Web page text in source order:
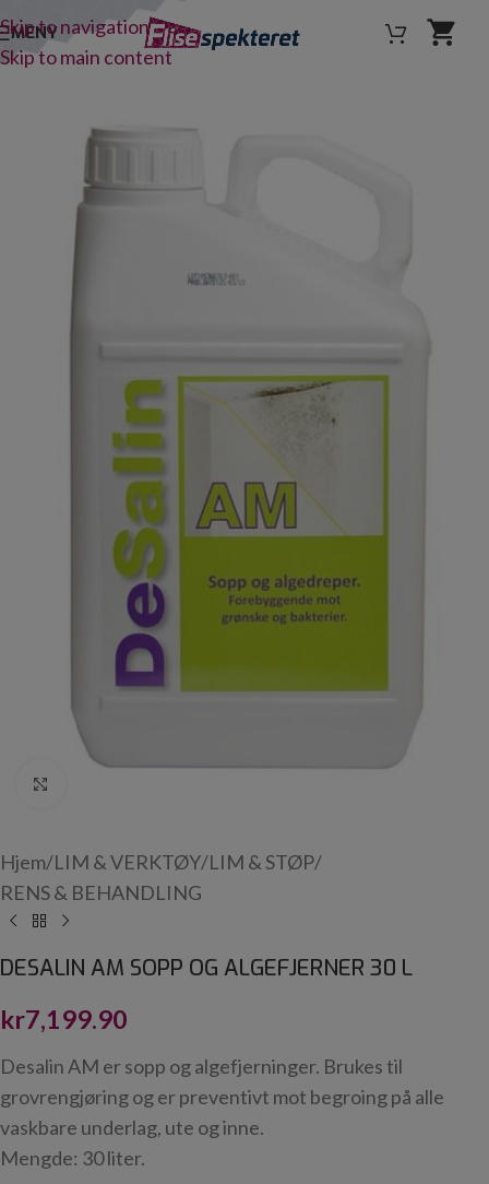
Skip to navigation
Skip to main content
MENY
Hjem/LIM & VERKTØY/LIM & STØP/
RENS & BEHANDLING
DESALIN AM SOPP OG ALGEFJERNER 30 L
kr7,199.90
Desalin AM er sopp og algefjerninger. Brukes til
grovrengjøring og er preventivt mot begroing på alle
vaskbare underlag, ute og inne.
Mengde: 30 liter.